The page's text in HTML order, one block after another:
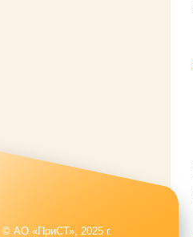
© АО «ПриСТ», 2025 г.